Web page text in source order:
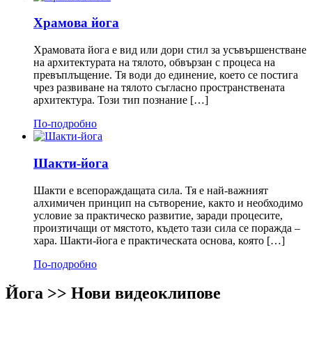
Храмова йога
Храмовата йога е вид или дори стил за усъвършенстване
на архитектурата на тялото, обвързан с процеса на
превъплъщение. Тя води до единение, което се постига
чрез развиване на тялото съгласно пространствената
архитектура. Този тип познание […]
По-подробно
Шакти-йога
Шакти е всепораждащата сила. Тя e най-важният
алхимичен принцип на сътворение, както и необходимо
условие за практическо развитие, заради процесите,
произтичащи от мястото, където тази сила се поражда –
хара. Шакти-йога е практическата основа, която […]
По-подробно
Йога >> Нови видеоклипове